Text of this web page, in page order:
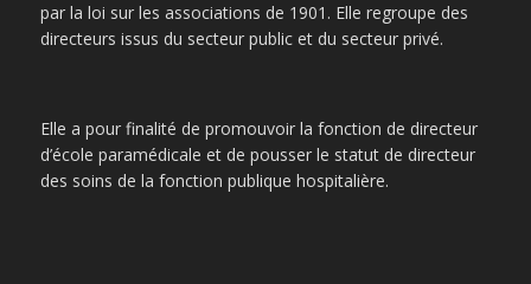
par la loi sur les associations de 1901. Elle regroupe des
directeurs issus du secteur public et du secteur privé.
Elle a pour finalité de promouvoir la fonction de directeur
d’école paramédicale et de pousser le statut de directeur
des soins de la fonction publique hospitalière.